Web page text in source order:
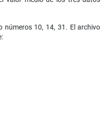
números 10, 14, 31. El archivo